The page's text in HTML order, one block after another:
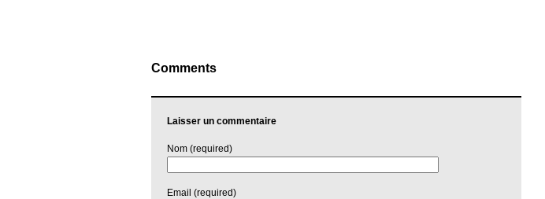
Comments
Laisser un commentaire
Nom (required)
Email (required)